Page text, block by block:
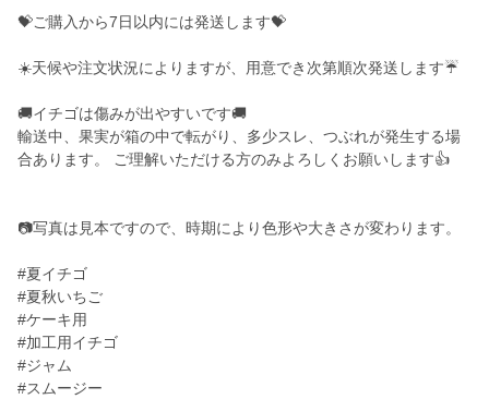
💝ご購入から7日以内には発送します💝
☀️天候や注文状況によりますが、用意でき次第順次発送します☔️
🚚イチゴは傷みが出やすいです🚚
輸送中、果実が箱の中で転がり、多少スレ、つぶれが発生する場
合あります。 ご理解いただける方のみよろしくお願いします👍️
📷️写真は見本ですので、時期により色形や大きさが変わります。
#夏イチゴ
#夏秋いちご
#ケーキ用
#加工用イチゴ
#ジャム
#スムージー